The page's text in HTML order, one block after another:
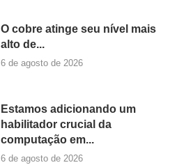
O cobre atinge seu nível mais
alto de...
6 de agosto de 2026
Estamos adicionando um
habilitador crucial da
computação em...
6 de agosto de 2026